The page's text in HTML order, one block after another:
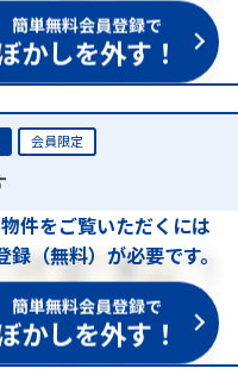
簡単無料会員登録で
かしを外す！
会員限定
件をご覧いただくには
録（無料）が必要です。
簡単無料会員登録で
かしを外す！